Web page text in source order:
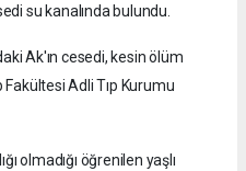
su kanalında bulundu.
Ak'ın cesedi, kesin ölüm
Adli Tıp Kurumu
olmadığı öğrenilen yaşlı